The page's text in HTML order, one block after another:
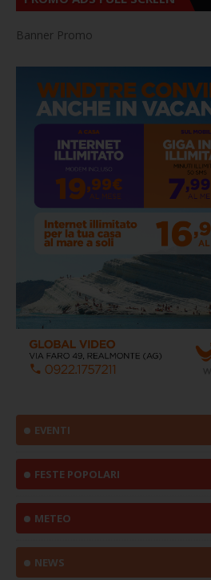
Banner Promo
EVENTI
FESTE POPOLARI
METEO
NEWS